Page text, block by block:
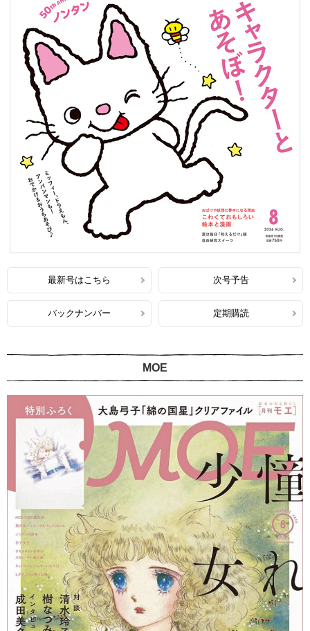
最新号はこちら 次号予告
バックナンバー 定期購読
MOE